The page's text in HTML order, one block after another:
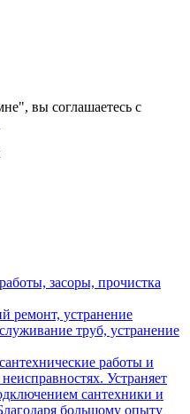
вы соглашаетесь с
засоры, прочистка
ремонт, устранение
труб, устранение
работы и
Устраняет
сантехники и
большому опыту